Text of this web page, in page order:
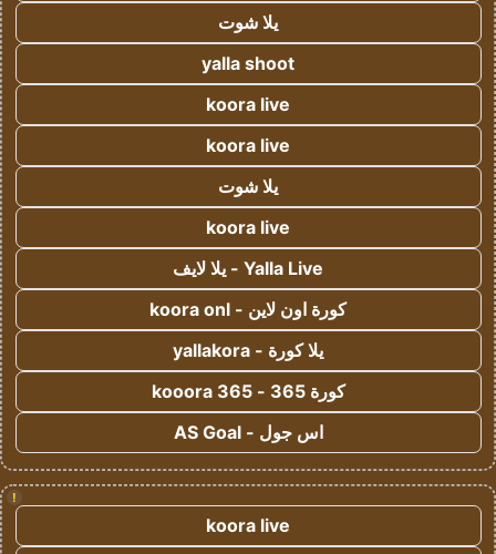
يلا شوت
yalla shoot
koora live
koora live
يلا شوت
koora live
Yalla Live - يلا لايف
كورة اون لاين - koora onl
يلا كورة - yallakora
كورة 365 - kooora 365
اس جول - AS Goal
!
koora live